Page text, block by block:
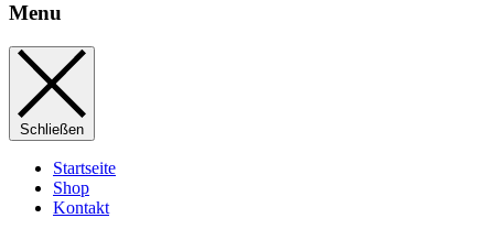
Menu
Schließen
Startseite
Shop
Kontakt